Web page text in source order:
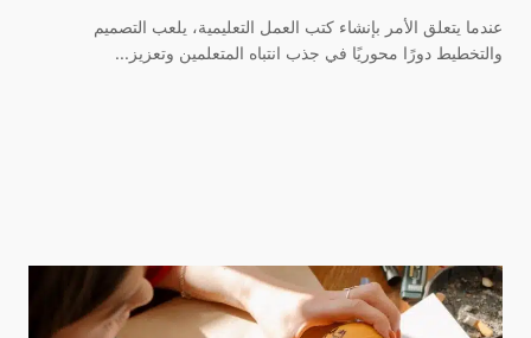
عندما يتعلق الأمر بإنشاء كتب العمل التعليمية، يلعب التصميم
والتخطيط دورًا محوريًا في جذب انتباه المتعلمين وتعزيز...